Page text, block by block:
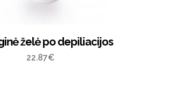
želė po depiliacijos
22.87€